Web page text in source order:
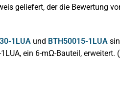
geliefert, der die Bewertung
1LUA und BTH50015-1LUA
ein 6-mΩ-Bauteil, erweitert.